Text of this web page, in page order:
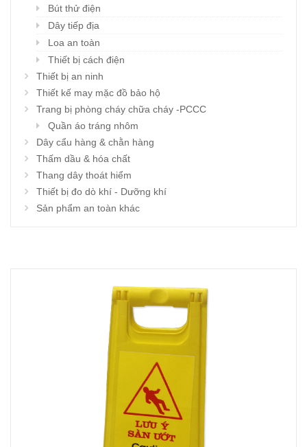
Bút thử điện
Dây tiếp địa
Loa an toàn
Thiết bị cách điện
Thiết bị an ninh
Thiết kế may mặc đồ bảo hộ
Trang bị phòng cháy chữa cháy -PCCC
Quần áo tráng nhôm
Dây cẩu hàng & chằn hàng
Thấm dầu & hóa chất
Thang dây thoát hiểm
Thiết bị đo dò khí - Dưỡng khí
Sản phẩm an toàn khác